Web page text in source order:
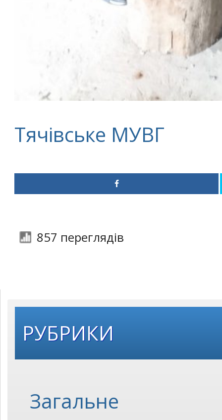
Тячівське МУВГ
857 переглядів
РУБРИКИ
Загальне